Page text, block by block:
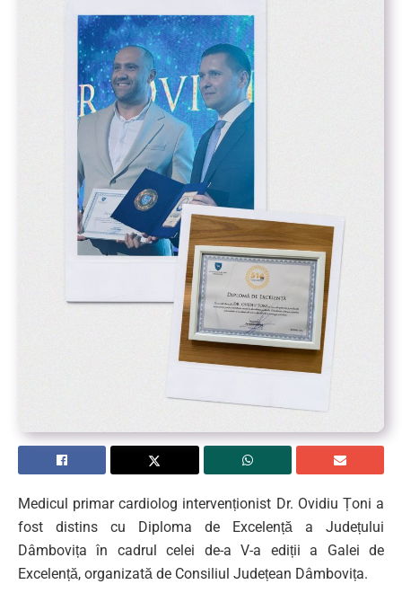
Medicul primar cardiolog intervenționist Dr. Ovidiu Țoni a
fost distins cu Diploma de Excelență a Județului
Dâmbovița în cadrul celei de-a V-a ediții a Galei de
Excelență, organizată de Consiliul Județean Dâmbovița.